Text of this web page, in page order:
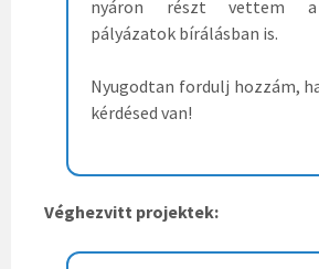
nyáron részt vettem a
pályázatok bírálásban is.
Nyugodtan fordulj hozzám,
kérdésed van!
Véghezvitt projektek: